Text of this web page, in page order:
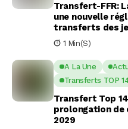
Transfert-FFR:
une nouvelle
transferts des
1 Min(s)
A La Une
Transferts TOP
Transfert Top
prolongation de
2029